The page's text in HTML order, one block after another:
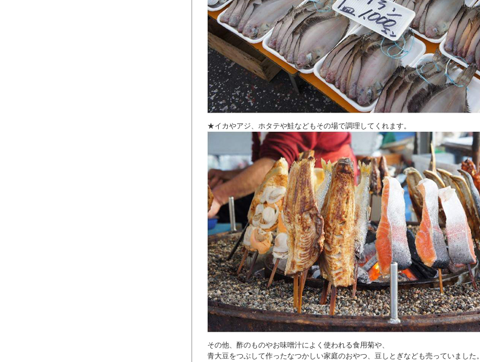
★イカやアジ、ホタテや鮭などもその場で調理してくれます。
その他、酢のものやお味噌汁によく使われる食用菊や、
青大豆をつぶして作ったなつかしい家庭のおやつ、豆しとぎなども売っていました。